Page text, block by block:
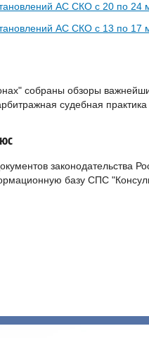
АС СКО с 20 по 24
АС СКО с 13 по 17
собраны обзоры
судебная
законодательства
базу СПС